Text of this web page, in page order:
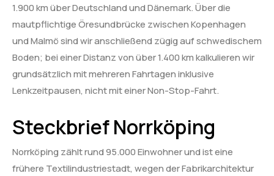
1.900 km über Deutschland und Dänemark. Über die
mautpflichtige Öresundbrücke zwischen Kopenhagen
und Malmö sind wir anschließend zügig auf schwedischem
Boden; bei einer Distanz von über 1.400 km kalkulieren wir
grundsätzlich mit mehreren Fahrtagen inklusive
Lenkzeitpausen, nicht mit einer Non-Stop-Fahrt.
Steckbrief Norrköping
Norrköping zählt rund 95.000 Einwohner und ist eine
frühere Textilindustriestadt, wegen der Fabrikarchitektur